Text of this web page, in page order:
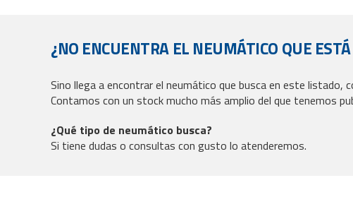
¿NO ENCUENTRA EL NEUMÁTICO QUE
Sino llega a encontrar el neumático que busca en este listado,
Contamos con un stock mucho más amplio del que tenemos
¿Qué tipo de neumático busca?
Si tiene dudas o consultas con gusto lo atenderemos.